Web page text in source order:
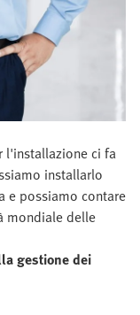
ci fa
installarlo
e possiamo contare
mondiale delle
gestione dei